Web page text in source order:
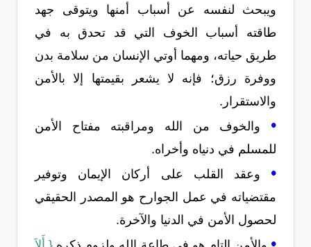
ويبحث لنفسه عن أسباب أمنها ويتوقى جهد
طاقته أسباب الخوف التي قد تحدق به في
طريق حياته، ومهما أوتي الإنسان من سلامة بدن
ووفرة رزق؛ فإنه لا يشعر بقيمتها إلا بالأمن
والاستقرار.
• والخوف من الله ومراقبته مفتاح الأمن
للمسلم في دنياه وأخراه.
• وعقد القلب على أركان الإيمان وتوفير
مقتضياته في عمل الجوارح هو المصدر الحقيقي
لحصول الأمن في الدنيا والآخرة.